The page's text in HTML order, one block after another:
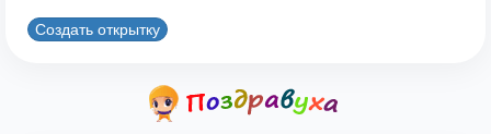
Создать открытку